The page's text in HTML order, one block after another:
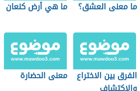
ما معنى العشق؟ ما هي أرض كنعان
الفرق بين الاختراع
معنى الحضارة